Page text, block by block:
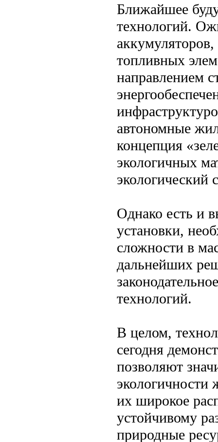
Ближайшее
технологий.
топливных
направлением
автономные
концепция
экологичных
экологический
Однако есть и
установки,
сложности в
дальнейших
технологий.
В целом,
сегодня
позволяют
их широкое
устойчивому
природные